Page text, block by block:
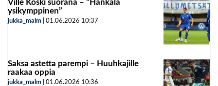
Ville Koski suorana – ”Hankala
ysikymppinen”
jukka_malm 01.06.2026 10:37
Saksa astetta parempi – Huuhkajille
raakaa oppia
jukka_malm 01.06.2026 10:36